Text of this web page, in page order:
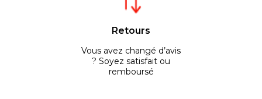
Retours
Vous avez changé d’avis
? Soyez satisfait ou
remboursé